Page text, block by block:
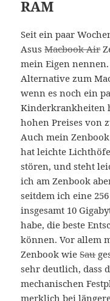
RAM
Seit ein paar
AsusMacbook Air
mein Eigen
Alternative zum
wenn es noch ein
Kinderkrankheiten
hohen Preises von
Auch mein
hat leichte
stören, und steht
ich am Zenbook
seitdem ich eine 256
insgesamt 10
habe, die beste
können. Vor allem
Zenbook wieSau
sehr deutlich, dass
mechanischen
merklich bei